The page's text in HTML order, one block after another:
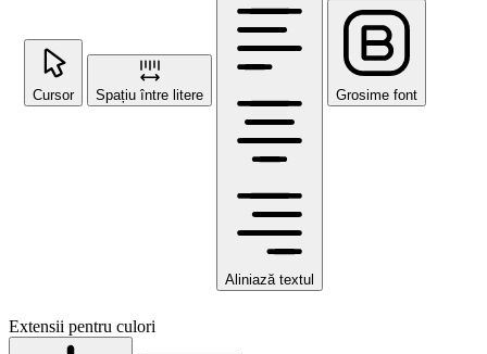
Cursor Spațiu între litere
Aliniază textul
Grosime font
Extensii pentru culori